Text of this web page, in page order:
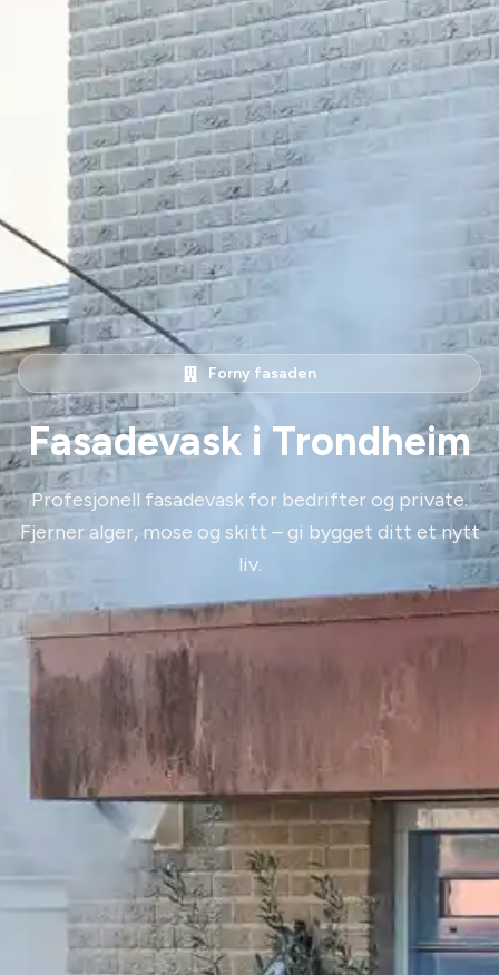
Forny fasaden
Fasadevask i Trondheim
Profesjonell fasadevask for bedrifter og private.
Fjerner alger, mose og skitt – gi bygget ditt et nytt
liv.